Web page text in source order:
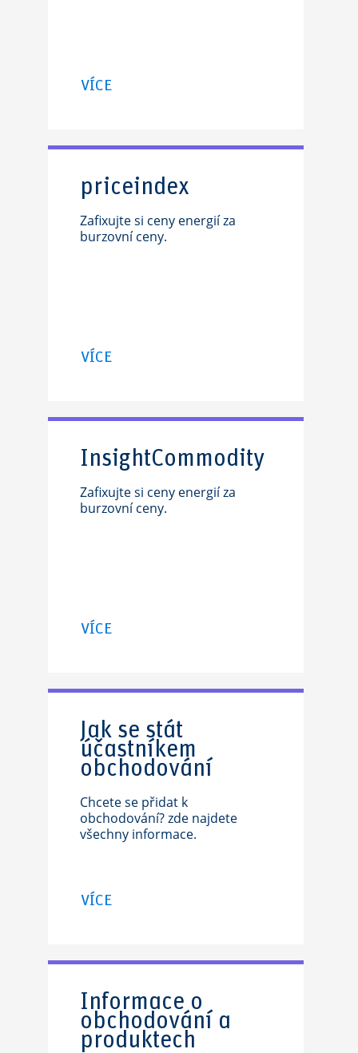
VÍCE
priceindex
Zafixujte si ceny energií za
burzovní ceny.
VÍCE
InsightCommodity
Zafixujte si ceny energií za
burzovní ceny.
VÍCE
Jak se stát
účastníkem
obchodování
Chcete se přidat k
obchodování? zde najdete
všechny informace.
VÍCE
Informace o
obchodování a
produktech